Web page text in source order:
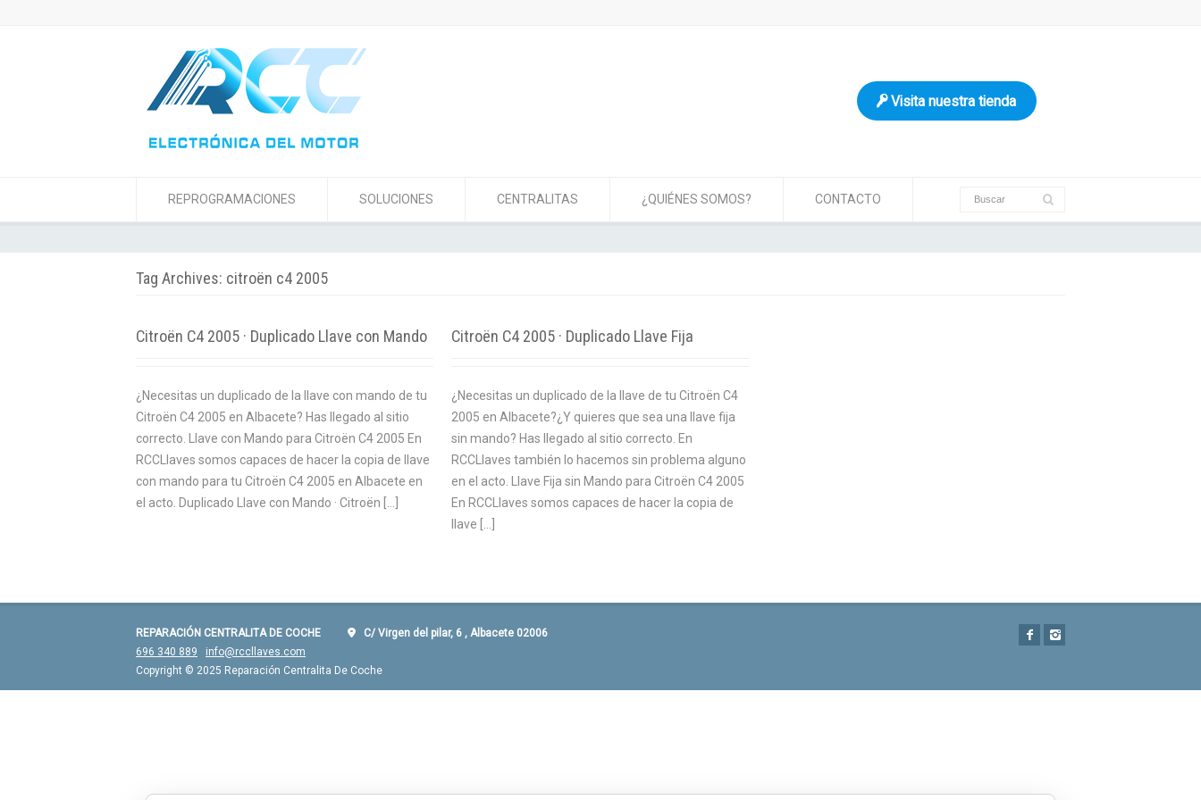
Visita nuestra tienda
REPROGRAMACIONES SOLUCIONES CENTRALITAS ¿QUIÉNES SOMOS? CONTACTO
Tag Archives: citroën c4 2005
Citroën C4 2005 · Duplicado Llave con Mando
¿Necesitas un duplicado de la llave con mando de tu
Citroën C4 2005 en Albacete? Has llegado al sitio
correcto. Llave con Mando para Citroën C4 2005 En
RCCLlaves somos capaces de hacer la copia de llave
con mando para tu Citroën C4 2005 en Albacete en
el acto. Duplicado Llave con Mando · Citroën […]
Citroën C4 2005 · Duplicado Llave Fija
¿Necesitas un duplicado de la llave de tu Citroën C4
2005 en Albacete?¿Y quieres que sea una llave fija
sin mando? Has llegado al sitio correcto. En
RCCLlaves también lo hacemos sin problema alguno
en el acto. Llave Fija sin Mando para Citroën C4 2005
En RCCLlaves somos capaces de hacer la copia de
llave […]
REPARACIÓN CENTRALITA DE COCHE
C/ Virgen del pilar, 6 , Albacete 02006
696 340 889
info@rccllaves.com
Copyright © 2025 Reparación Centralita De Coche